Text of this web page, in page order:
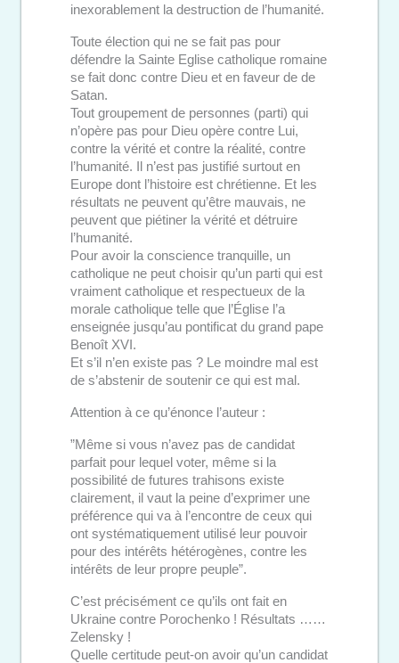
inexorablement la destruction de l’humanité.
Toute élection qui ne se fait pas pour
défendre la Sainte Eglise catholique romaine
se fait donc contre Dieu et en faveur de de
Satan.
Tout groupement de personnes (parti) qui
n’opère pas pour Dieu opère contre Lui,
contre la vérité et contre la réalité, contre
l’humanité. Il n’est pas justifié surtout en
Europe dont l’histoire est chrétienne. Et les
résultats ne peuvent qu’être mauvais, ne
peuvent que piétiner la vérité et détruire
l’humanité.
Pour avoir la conscience tranquille, un
catholique ne peut choisir qu’un parti qui est
vraiment catholique et respectueux de la
morale catholique telle que l’Église l’a
enseignée jusqu’au pontificat du grand pape
Benoît XVI.
Et s’il n’en existe pas ? Le moindre mal est
de s’abstenir de soutenir ce qui est mal.
Attention à ce qu’énonce l’auteur :
”Même si vous n’avez pas de candidat
parfait pour lequel voter, même si la
possibilité de futures trahisons existe
clairement, il vaut la peine d’exprimer une
préférence qui va à l’encontre de ceux qui
ont systématiquement utilisé leur pouvoir
pour des intérêts hétérogènes, contre les
intérêts de leur propre peuple”.
C’est précisément ce qu’ils ont fait en
Ukraine contre Porochenko ! Résultats ……
Zelensky !
Quelle certitude peut-on avoir qu’un candidat